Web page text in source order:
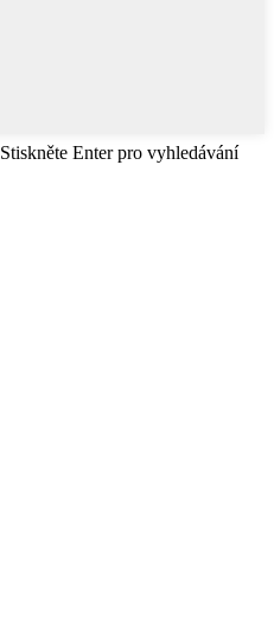
Stiskněte Enter pro vyhledávání